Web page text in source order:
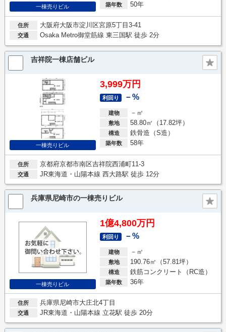
一棟売りビル 築年数 50年
住所 大阪府大阪市淀川区宮原5丁目3-41
交通 Osaka Metro御堂筋線 東三国駅 徒歩 2分
吉祥院一棟店舗ビル
一棟売りビル
3,999万円
利回り －%
建物 －㎡
敷地 58.80㎡（17.82坪）
構造 鉄骨造（S造）
築年数 58年
住所 京都府京都市南区吉祥院西浦町11-3
交通 JR東海道・山陽本線 西大路駅 徒歩 12分
兵庫県尼崎市の一棟売りビル
一棟売りビル
1億4,800万円
利回り －%
建物 －㎡
敷地 190.76㎡（57.81坪）
構造 鉄筋コンクリート（RC造）
築年数 36年
住所 兵庫県尼崎市大庄北4丁目
交通 JR東海道・山陽本線 立花駅 徒歩 20分